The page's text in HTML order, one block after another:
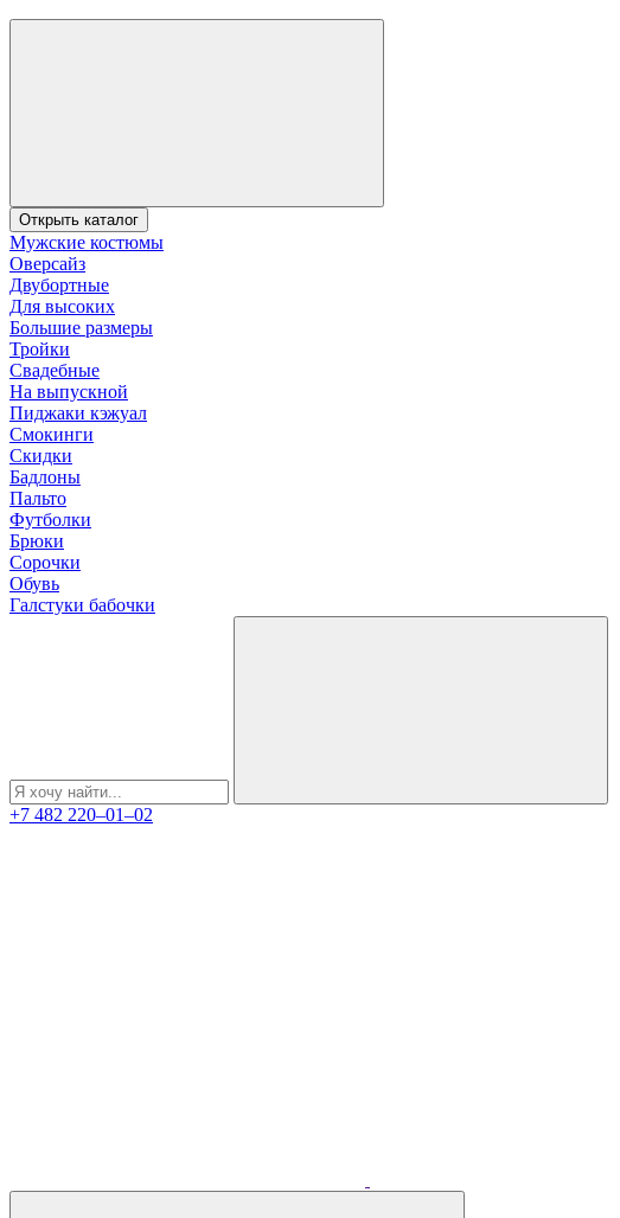
Открыть каталог
Мужские костюмы
Оверсайз
Двубортные
Для высоких
Большие размеры
Тройки
Свадебные
На выпускной
Пиджаки кэжуал
Смокинги
Скидки
Бадлоны
Пальто
Футболки
Брюки
Сорочки
Обувь
Галстуки бабочки
+7 482 220‒01‒02